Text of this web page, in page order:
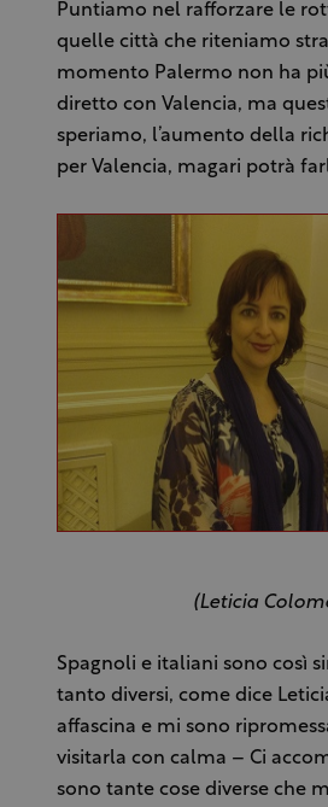
Puntiamo nel rafforzare le
quelle città che riteniamo
momento Palermo non ha
diretto con Valencia, ma
speriamo, l’aumento della
per Valencia, magari potrà
(Leticia
Spagnoli e italiani sono così
tanto diversi, come dice
affascina e mi sono
visitarla con calma – Ci
sono tante cose diverse che